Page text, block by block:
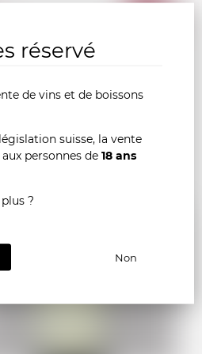
réservé
de vins et de boissons
suisse, la vente
personnes de 18 ans
?
Non